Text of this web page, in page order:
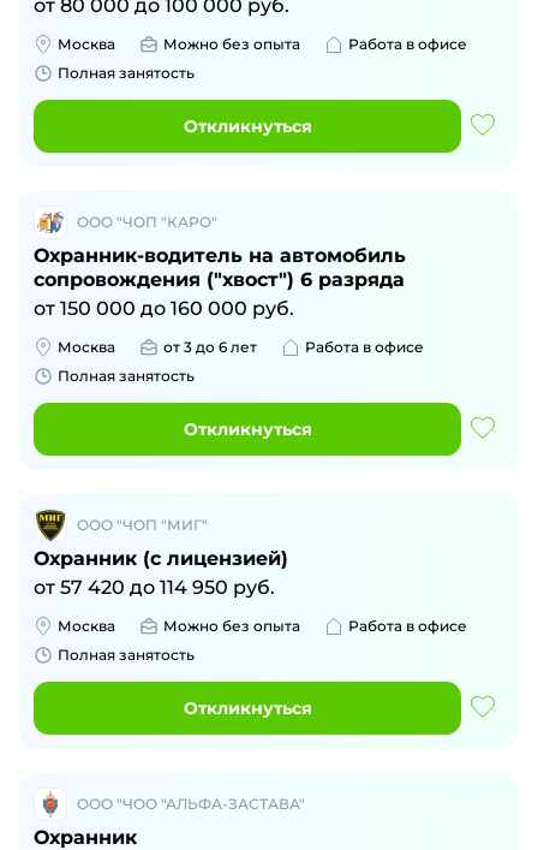
от 80 000 до 100 000 руб.
Москва Можно без опыта
Работа в офисе
Полная занятость
Откликнуться
ООО "ЧОП "КАРО"
Охранник-водитель на автомобиль
сопровождения ("хвост") 6 разряда
от 150 000 до 160 000 руб.
Москва от 3 до 6 лет
Работа в офисе
Полная занятость
Откликнуться
ООО "ЧОП "МИГ"
Охранник (с лицензией)
от 57 420 до 114 950 руб.
Москва Можно без опыта
Работа в офисе
Полная занятость
Откликнуться
ООО "ЧОО "АЛЬФА-ЗАСТАВА"
Охранник